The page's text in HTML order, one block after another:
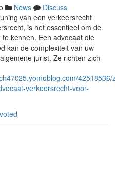
News
Discuss
van een verkeersrecht
is het essentieel om de
kennen. Een advocaat die
kan de complexiteit van uw
jurist. Ze richten zich
42518536/
verkeersrecht-voor-